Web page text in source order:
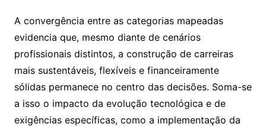
A convergência entre as categorias mapeadas
evidencia que, mesmo diante de cenários
profissionais distintos, a construção de carreiras
mais sustentáveis, flexíveis e financeiramente
sólidas permanece no centro das decisões. Soma-se
a isso o impacto da evolução tecnológica e de
exigências específicas, como a implementação da